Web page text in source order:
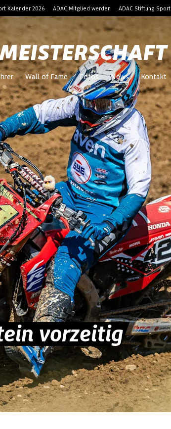
Kalender 2026 ADAC Mitglied werden ADAC Stiftung Sport
Wall of Fame Fotos News Kontakt
vorzeitig